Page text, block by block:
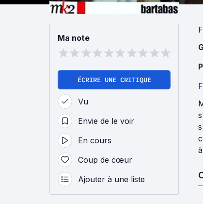
Ma note
ÉCRIRE UNE CRITIQUE
Vu
Envie de le voir
En cours
Coup de cœur
Ajouter à une liste